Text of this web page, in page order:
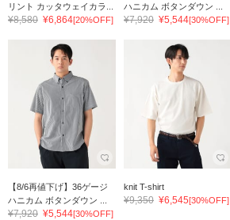
リント カッタウェイカラ...
¥8,580 ¥6,864[20%OFF]
ハニカム ボタンダウン ...
¥7,920 ¥5,544[30%OFF]
【8/6再値下げ】36ゲージ
ハニカム ボタンダウン ...
¥7,920 ¥5,544[30%OFF]
knit T-shirt
¥9,350 ¥6,545[30%OFF]